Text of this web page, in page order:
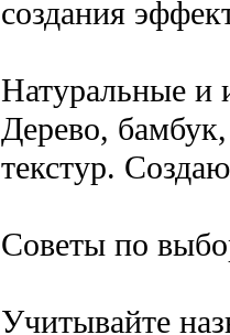
создания
Натуральные и
Дерево,
текстур.
Советы по
Учитывайте